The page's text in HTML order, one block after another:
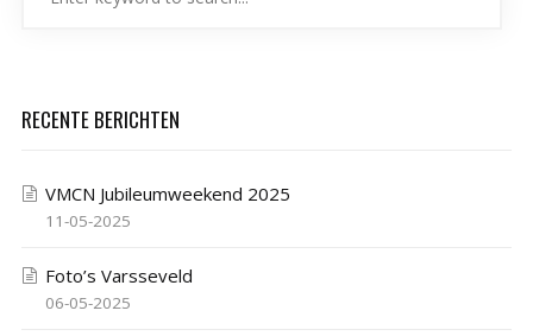
RECENTE BERICHTEN
VMCN Jubileumweekend 2025
11-05-2025
Foto’s Varsseveld
06-05-2025